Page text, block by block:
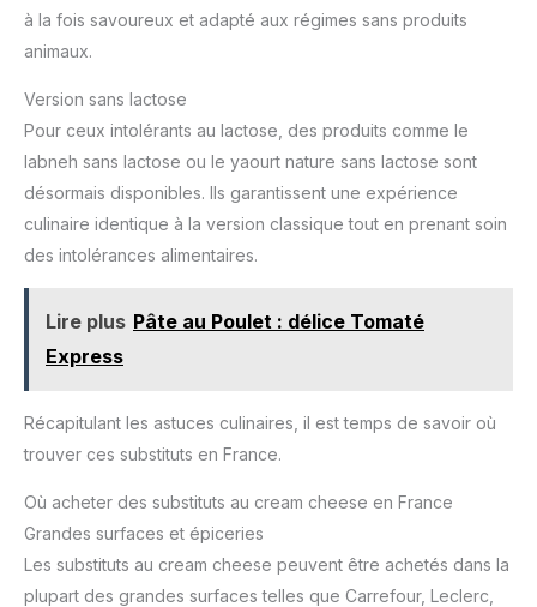
à la fois savoureux et adapté aux régimes sans produits
animaux.
Version sans lactose
Pour ceux intolérants au lactose, des produits comme le
labneh sans lactose ou le yaourt nature sans lactose sont
désormais disponibles. Ils garantissent une expérience
culinaire identique à la version classique tout en prenant soin
des intolérances alimentaires.
Lire plus Pâte au Poulet : délice Tomaté
Express
Récapitulant les astuces culinaires, il est temps de savoir où
trouver ces substituts en France.
Où acheter des substituts au cream cheese en France
Grandes surfaces et épiceries
Les substituts au cream cheese peuvent être achetés dans la
plupart des grandes surfaces telles que Carrefour, Leclerc,